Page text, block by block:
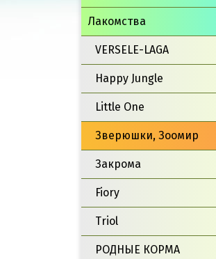
Лакомства
VERSELE-LAGA
Happy Jungle
Little One
Зверюшки, Зоомир
Закрома
Fiory
Triol
РОДНЫЕ КОРМА